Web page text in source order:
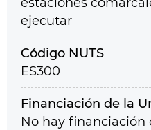
ejecutar
Código NUTS
ES300
Financiación de la
No hay financiación